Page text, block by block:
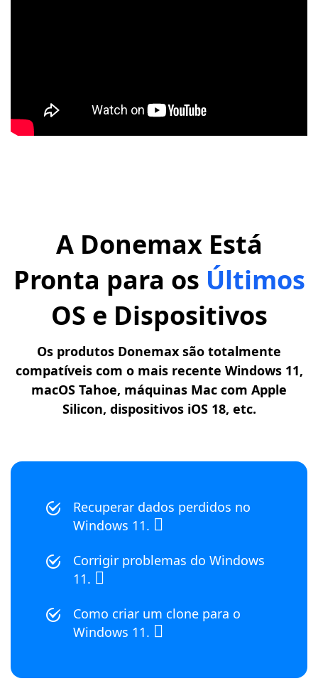
A Donemax Está
Pronta para os Últimos
OS e Dispositivos
Os produtos Donemax são totalmente
compatíveis com o mais recente Windows 11,
macOS Tahoe, máquinas Mac com Apple
Silicon, dispositivos iOS 18, etc.
Recuperar dados perdidos no
Windows 11.
Corrigir problemas do Windows
11.
Como criar um clone para o
Windows 11.